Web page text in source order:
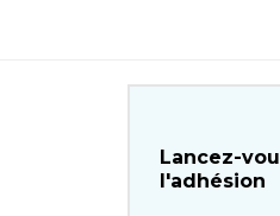
Lancez-
l'adhésion